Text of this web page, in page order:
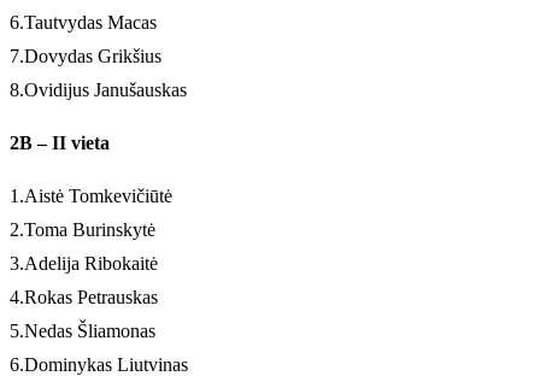
6.Tautvydas Macas
7.Dovydas Grikšius
8.Ovidijus Janušauskas
2B – II vieta
1.Aistė Tomkevičiūtė
2.Toma Burinskytė
3.Adelija Ribokaitė
4.Rokas Petrauskas
5.Nedas Šliamonas
6.Dominykas Liutvinas